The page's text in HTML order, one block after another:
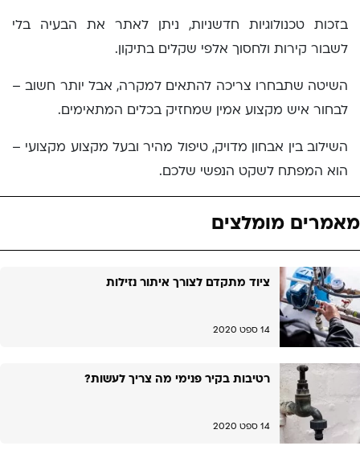
בזכות טכנולוגיות חדשניות, ניתן לאתר את הבעיה בלי
לשבור קירות ולחסוך אלפי שקלים בתיקון.
השיטה שתבחרו צריכה להתאים למקרה, אבל יותר חשוב –
לבחור איש מקצוע אמין שמחזיק בכלים המתאימים.
השילוב בין אבחון מדויק, טיפול מהיר ובעל מקצוע מקצועי –
הוא המפתח לשקט הנפשי שלכם.
מאמרים מומלצים
ציוד מתקדם לצורך איתור נזילות
14 ספט 2020
רטיבות בקיר פנימי מה צריך לעשות?
14 ספט 2020